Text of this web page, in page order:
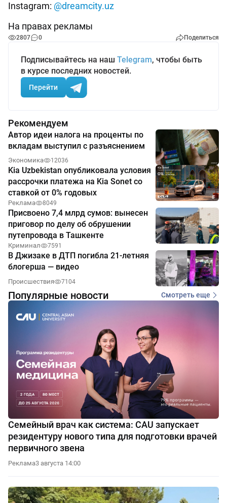
Instagram: @dreamcity.uz
На правах рекламы
2807 0 Поделиться
Подписывайтесь на наш Telegram, чтобы быть
в курсе последних новостей.
Перейти
Рекомендуем
Автор идеи налога на проценты по
вкладам выступил с разъяснением
Экономика 12036
Kia Uzbekistan опубликовала условия
рассрочки платежа на Kia Sonet со
ставкой от 0% годовых
Реклама 8049
Присвоено 7,4 млрд сумов: вынесен
приговор по делу об обрушении
путепровода в Ташкенте
Криминал 7591
В Джизаке в ДТП погибла 21-летняя
блогерша — видео
Происшествия 7104
Популярные новости Смотреть еще
Семейный врач как система: CAU запускает
резидентуру нового типа для подготовки врачей
первичного звена
Реклама3 августа 14:00